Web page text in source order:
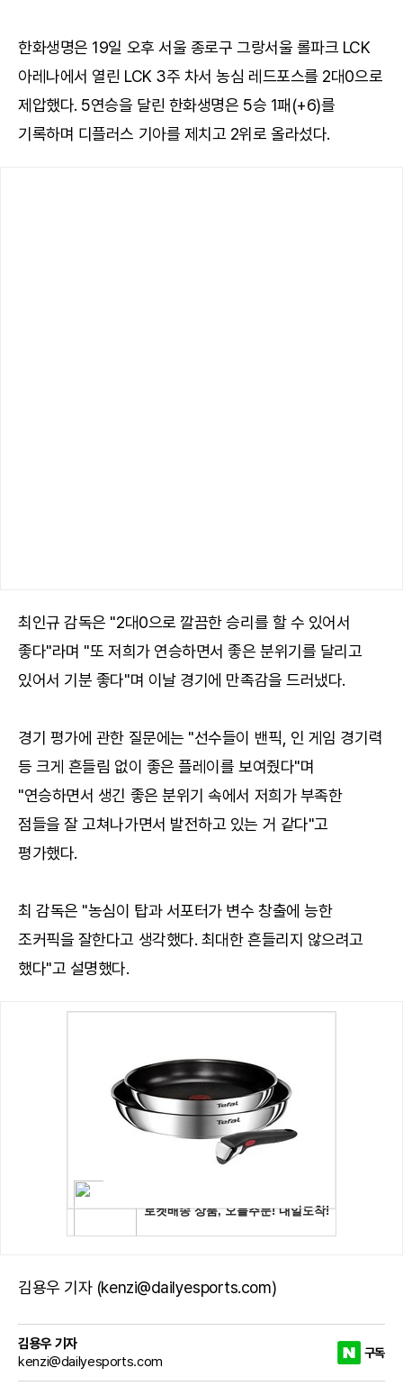
한화생명은 19일 오후 서울 종로구 그랑서울 롤파크 LCK
아레나에서 열린 LCK 3주 차서 농심 레드포스를 2대0으로
제압했다. 5연승을 달린 한화생명은 5승 1패(+6)를
기록하며 디플러스 기아를 제치고 2위로 올라섰다.
최인규 감독은 "2대0으로 깔끔한 승리를 할 수 있어서
좋다"라며 "또 저희가 연승하면서 좋은 분위기를 달리고
있어서 기분 좋다"며 이날 경기에 만족감을 드러냈다.
경기 평가에 관한 질문에는 "선수들이 밴픽, 인 게임 경기력
등 크게 흔들림 없이 좋은 플레이를 보여줬다"며
"연승하면서 생긴 좋은 분위기 속에서 저희가 부족한
점들을 잘 고쳐나가면서 발전하고 있는 거 같다"고
평가했다.
최 감독은 "농심이 탑과 서포터가 변수 창출에 능한
조커픽을 잘한다고 생각했다. 최대한 흔들리지 않으려고
했다"고 설명했다.
김용우 기자 (kenzi@dailyesports.com)
김용우 기자
kenzi@dailyesports.com
구독